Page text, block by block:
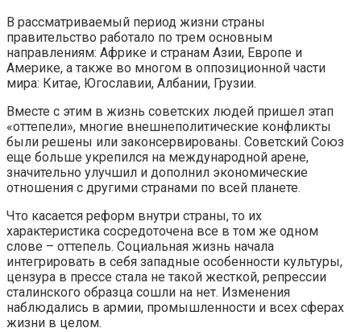
В рассматриваемый период жизни страны
правительство работало по трем основным
направлениям: Африке и странам Азии, Европе и
Америке, а также во многом в оппозиционной части
мира: Китае, Югославии, Албании, Грузии.
Вместе с этим в жизнь советских людей пришел этап
«оттепели», многие внешнеполитические конфликты
были решены или законсервированы. Советский Союз
еще больше укрепился на международной арене,
значительно улучшил и дополнил экономические
отношения с другими странами по всей планете.
Что касается реформ внутри страны, то их
характеристика сосредоточена все в том же одном
слове – оттепель. Социальная жизнь начала
интегрировать в себя западные особенности культуры,
цензура в прессе стала не такой жесткой, репрессии
сталинского образца сошли на нет. Изменения
наблюдались в армии, промышленности и всех сферах
жизни в целом.